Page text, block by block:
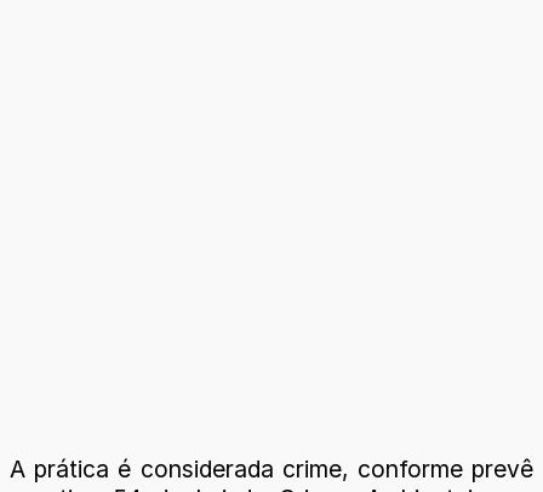
A prática é considerada crime, conforme prevê